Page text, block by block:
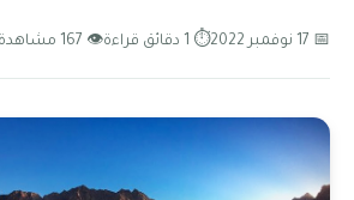
📅 17 نوفمبر 2022 ⏱ 1 دقائق قراءة 👁 167 مشاهدة